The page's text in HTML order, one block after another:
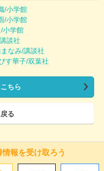
/小学館
/小学館
小学館
談社
なみ/講談社
す華子/双葉社
ちら
る
報を受け取ろう